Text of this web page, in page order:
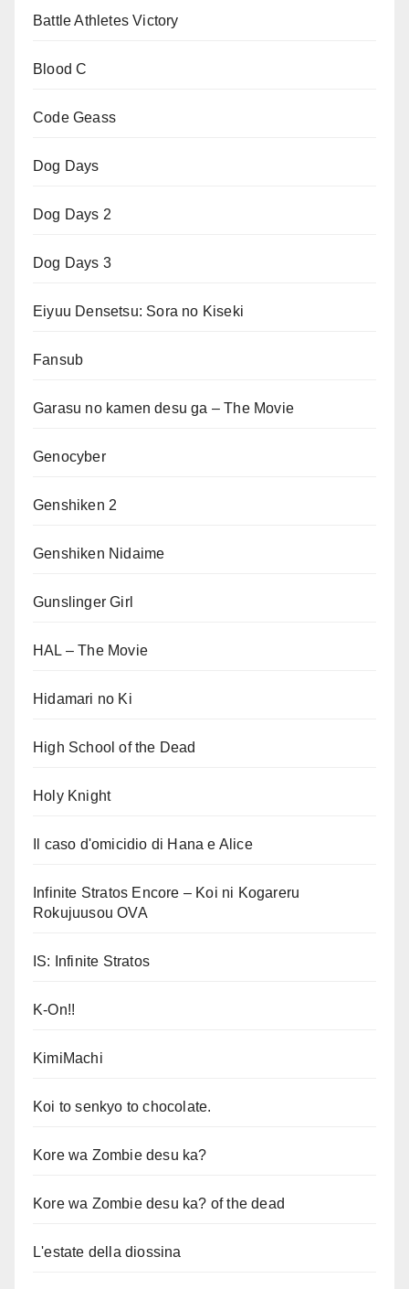
Battle Athletes Victory
Blood C
Code Geass
Dog Days
Dog Days 2
Dog Days 3
Eiyuu Densetsu: Sora no Kiseki
Fansub
Garasu no kamen desu ga – The Movie
Genocyber
Genshiken 2
Genshiken Nidaime
Gunslinger Girl
HAL – The Movie
Hidamari no Ki
High School of the Dead
Holy Knight
Il caso d'omicidio di Hana e Alice
Infinite Stratos Encore – Koi ni Kogareru
Rokujuusou OVA
IS: Infinite Stratos
K-On!!
KimiMachi
Koi to senkyo to chocolate.
Kore wa Zombie desu ka?
Kore wa Zombie desu ka? of the dead
L'estate della diossina